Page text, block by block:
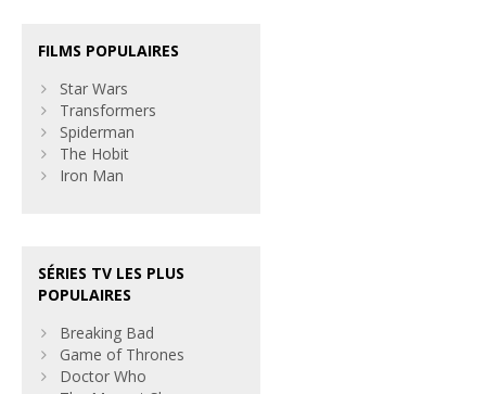
FILMS POPULAIRES
Star Wars
Transformers
Spiderman
The Hobit
Iron Man
SÉRIES TV LES PLUS
POPULAIRES
Breaking Bad
Game of Thrones
Doctor Who